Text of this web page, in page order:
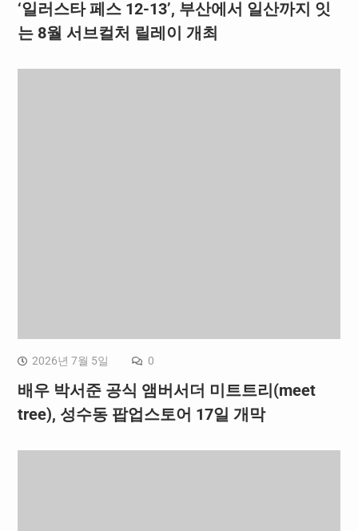
‘일러스타 페스 12-13’, 부산에서 일산까지 잇
는 8월 서브컬처 릴레이 개최
2026년 7월 5일 0
배우 박서준 공식 앰버서더 미트트리(meet
tree), 성수동 팝업스토어 17일 개막